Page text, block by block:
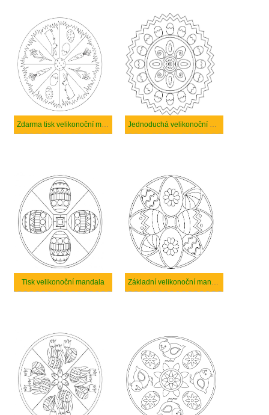
Zdarma tisk velikonoční mandala Jednoduchá velikonoční mandala pro děti
Tisk velikonoční mandala Základní velikonoční mandala